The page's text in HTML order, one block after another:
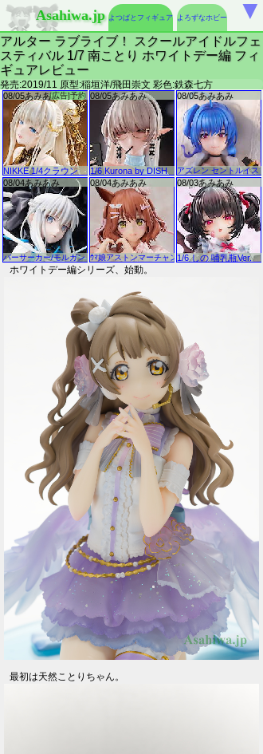
Asahiwa.jp よつばとフィギュア よろずなホビー
アルター ラブライブ！ スクールアイドルフェ
スティバル 1/7 南ことり ホワイトデー編 フィ
ギュアレビュー
発売:2019/11 原型:稲垣洋/飛田崇文 彩色:鉄森七方
ホワイトデー編シリーズ、始動。
最初は天然ことりちゃん。
▼